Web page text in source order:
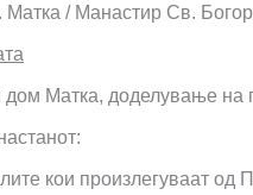
Матка / Манастир Св.
дом Матка, доделување
кои произлегуваат